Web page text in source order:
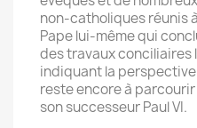
non-catholiques réunis
Pape lui-même qui
des travaux conciliaires
indiquant la
reste encore à
son successeur Paul VI.